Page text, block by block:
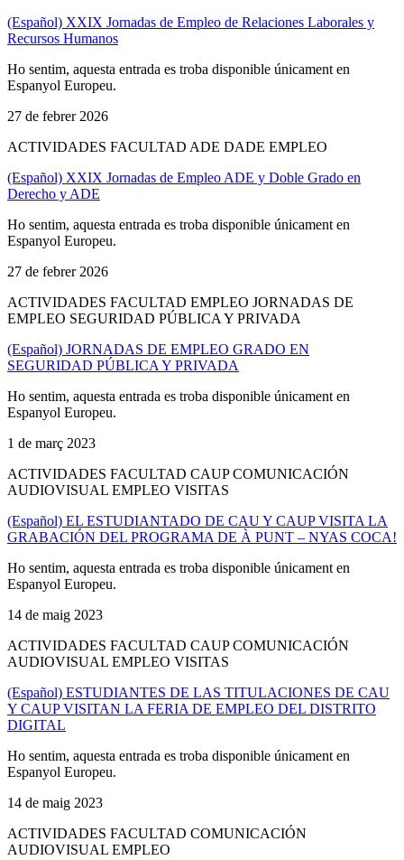
(Español) XXIX Jornadas de Empleo de Relaciones Laborales y
Recursos Humanos
Ho sentim, aquesta entrada es troba disponible únicament en
Espanyol Europeu.
27 de febrer 2026
ACTIVIDADES FACULTAD ADE DADE EMPLEO
(Español) XXIX Jornadas de Empleo ADE y Doble Grado en
Derecho y ADE
Ho sentim, aquesta entrada es troba disponible únicament en
Espanyol Europeu.
27 de febrer 2026
ACTIVIDADES FACULTAD EMPLEO JORNADAS DE
EMPLEO SEGURIDAD PÚBLICA Y PRIVADA
(Español) JORNADAS DE EMPLEO GRADO EN
SEGURIDAD PÚBLICA Y PRIVADA
Ho sentim, aquesta entrada es troba disponible únicament en
Espanyol Europeu.
1 de març 2023
ACTIVIDADES FACULTAD CAUP COMUNICACIÓN
AUDIOVISUAL EMPLEO VISITAS
(Español) EL ESTUDIANTADO DE CAU Y CAUP VISITA LA
GRABACIÓN DEL PROGRAMA DE À PUNT – NYAS COCA!
Ho sentim, aquesta entrada es troba disponible únicament en
Espanyol Europeu.
14 de maig 2023
ACTIVIDADES FACULTAD CAUP COMUNICACIÓN
AUDIOVISUAL EMPLEO VISITAS
(Español) ESTUDIANTES DE LAS TITULACIONES DE CAU
Y CAUP VISITAN LA FERIA DE EMPLEO DEL DISTRITO
DIGITAL
Ho sentim, aquesta entrada es troba disponible únicament en
Espanyol Europeu.
14 de maig 2023
ACTIVIDADES FACULTAD COMUNICACIÓN
AUDIOVISUAL EMPLEO